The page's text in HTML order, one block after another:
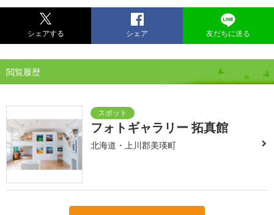
シェアする シェア 友だちに送る
閲覧履歴
フォトギャラリー 拓真館
北海道・上川郡美瑛町